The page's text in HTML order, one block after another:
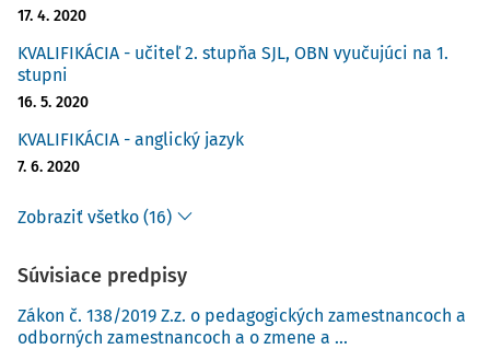
17. 4. 2020
KVALIFIKÁCIA - učiteľ 2. stupňa SJL, OBN vyučujúci na 1.
stupni
16. 5. 2020
KVALIFIKÁCIA - anglický jazyk
7. 6. 2020
Zobraziť všetko (16)
Súvisiace predpisy
Zákon č. 138/2019 Z.z. o pedagogických zamestnancoch a
odborných zamestnancoch a o zmene a ...